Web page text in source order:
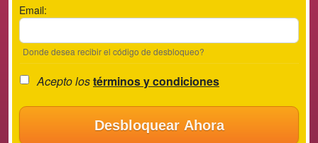
Email:
Donde desea recibir el código de desbloqueo?
Acepto lostérminos y condiciones
Desbloquear Ahora